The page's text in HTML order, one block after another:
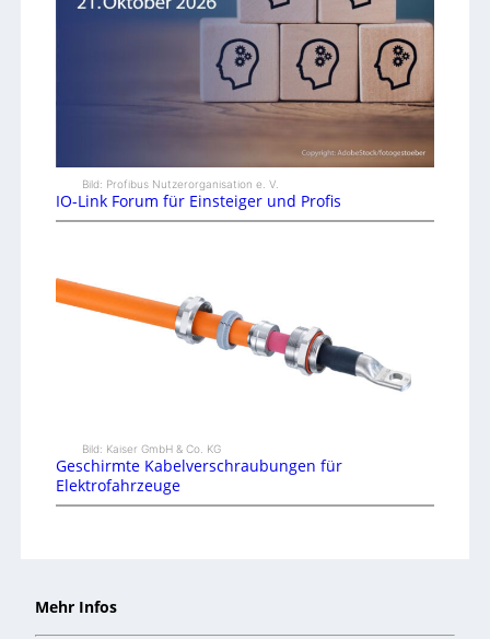
Bild: Profibus Nutzerorganisation e. V.
IO-Link Forum für Einsteiger und Profis
Bild: Kaiser GmbH & Co. KG
Geschirmte Kabelverschraubungen für
Elektrofahrzeuge
Mehr Infos